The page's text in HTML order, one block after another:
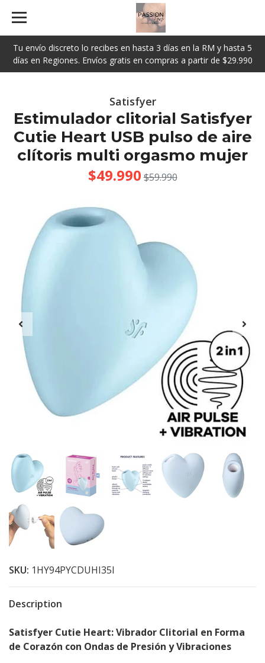
Tu envío discreto lo recibes en hasta 3 días en la RM y hasta 5
días en Regiones. Envíos gratis en compras a partir de $29.990
Satisfyer
Estimulador clitorial Satisfyer
Cutie Heart USB pulso de aire
clítoris multi orgasmo mujer
$49.990 $59.990
SKU: 1HY94PYCDUHI35I
Description
Satisfyer Cutie Heart: Vibrador Clitorial en Forma
de Corazón con Ondas de Presión y Vibraciones